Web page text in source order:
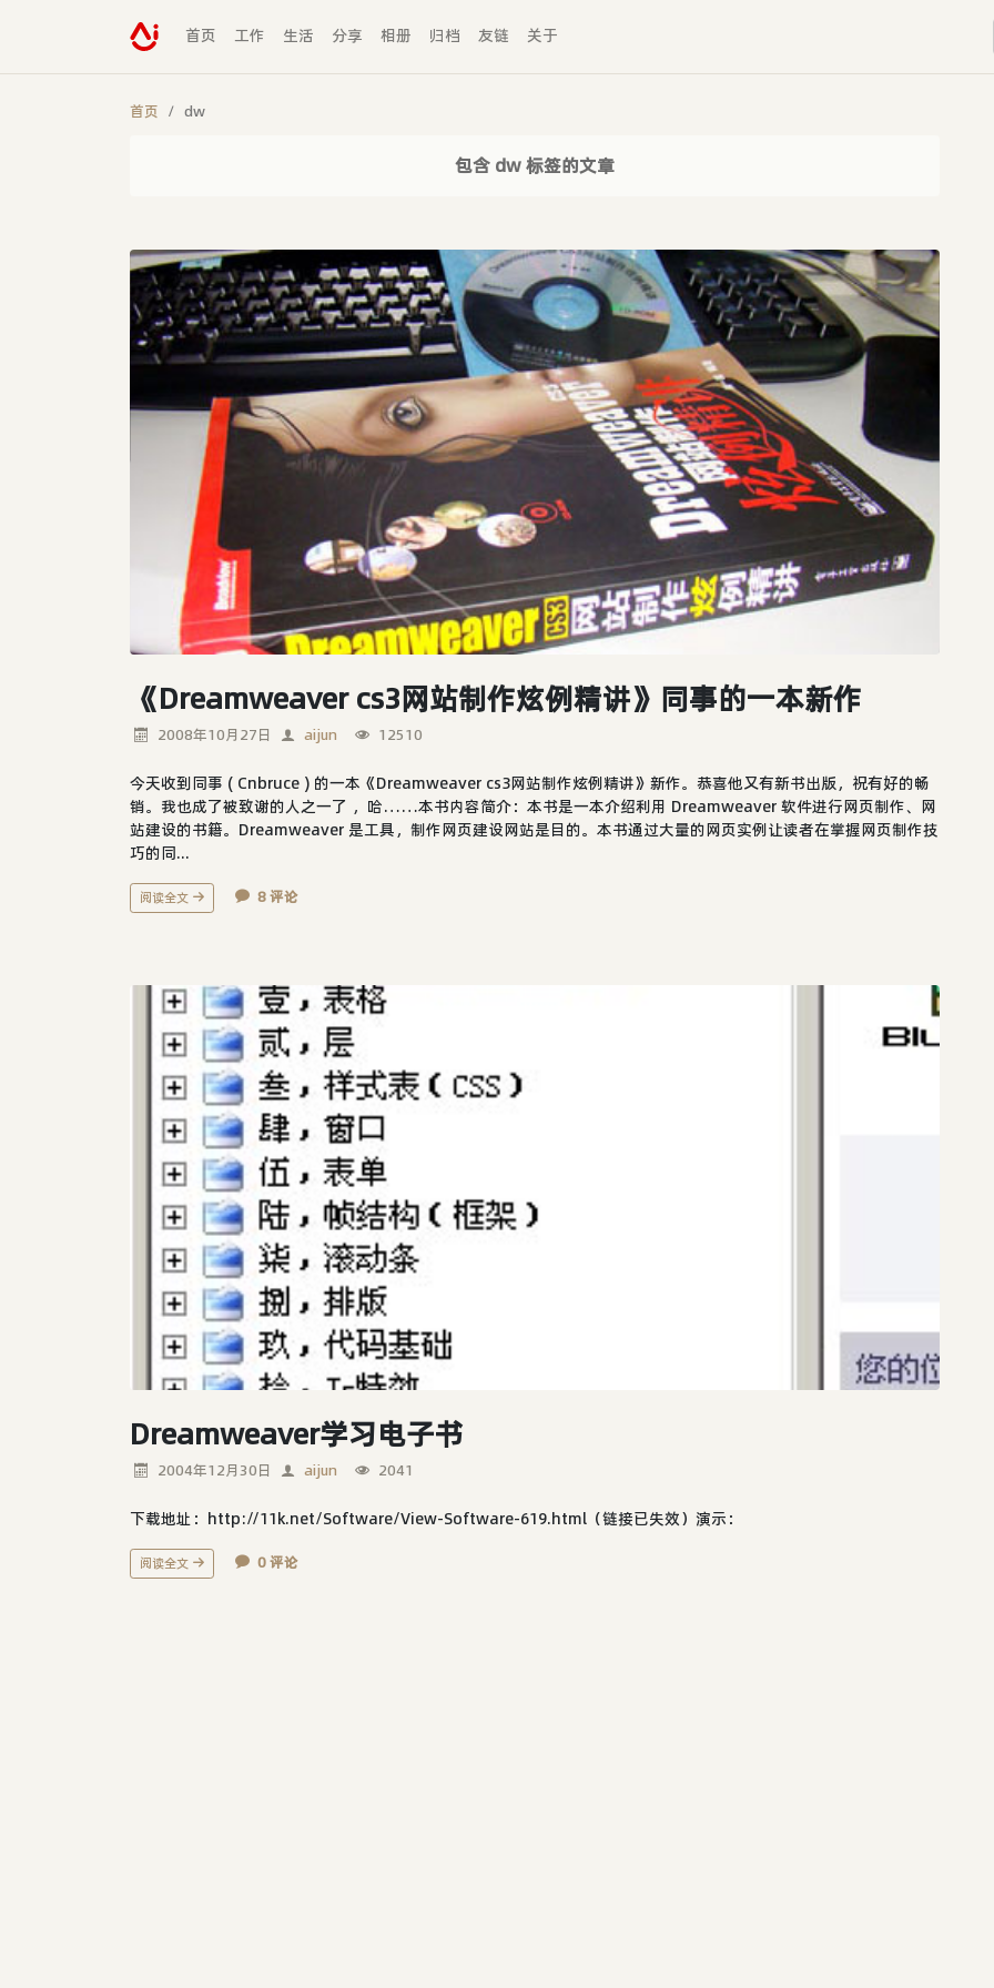
首页 工作 生活 分享 相册 归档 友链 关于
首页 dw
包含 dw 标签的文章
《Dreamweaver cs3网站制作炫例精讲》同事的一本新作
2008年10月27日 aijun 12510
今天收到同事 ( Cnbruce ) 的一本《Dreamweaver cs3网站制作炫例精讲》新作。恭喜他又有新书出版，祝有好的畅
销。我也成了被致谢的人之一了 ，哈……本书内容简介：本书是一本介绍利用 Dreamweaver 软件进行网页制作、网
站建设的书籍。Dreamweaver 是工具，制作网页建设网站是目的。本书通过大量的网页实例让读者在掌握网页制作技
巧的同...
阅读全文 8 评论
Dreamweaver学习电子书
2004年12月30日 aijun 2041
下载地址：http://11k.net/Software/View-Software-619.html（链接已失效）演示：
阅读全文 0 评论